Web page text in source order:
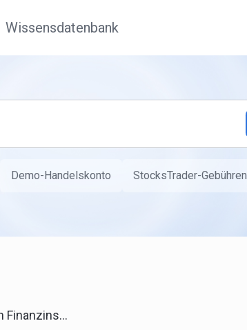
Wissensdatenbank
Demo-Handelskonto StocksTrader-Gebühren
in der App findet